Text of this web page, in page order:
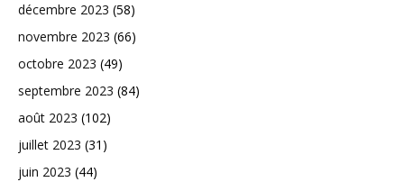
décembre 2023 (58)
novembre 2023 (66)
octobre 2023 (49)
septembre 2023 (84)
août 2023 (102)
juillet 2023 (31)
juin 2023 (44)